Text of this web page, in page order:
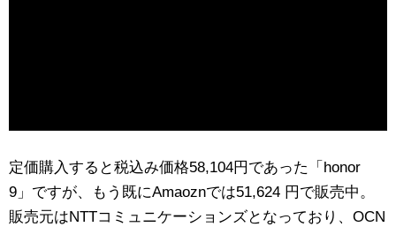
定価購入すると税込み価格58,104円であった「honor
9」ですが、もう既にAmaoznでは51,624 円で販売中。
販売元はNTTコミュニケーションズとなっており、OCN